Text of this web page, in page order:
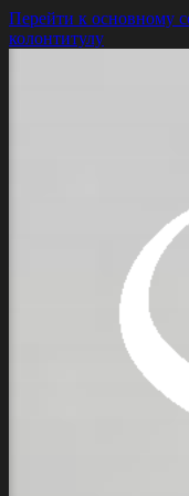
Перейти к основному
колонтитулу